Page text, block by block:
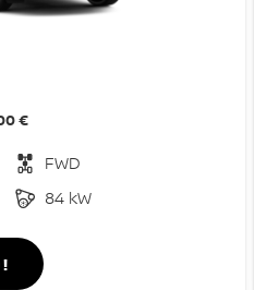
€
FWD
84 kW